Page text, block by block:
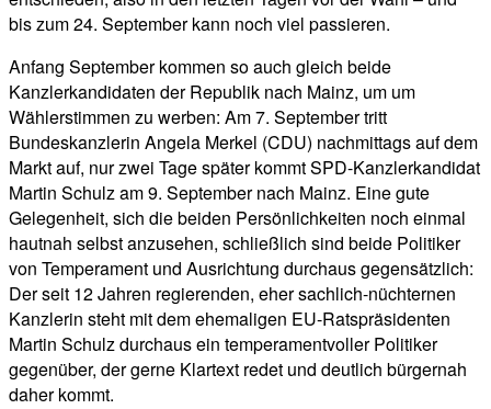
bis zum 24. September kann noch viel passieren.
Anfang September kommen so auch gleich beide
Kanzlerkandidaten der Republik nach Mainz, um um
Wählerstimmen zu werben: Am 7. September tritt
Bundeskanzlerin Angela Merkel (CDU) nachmittags auf dem
Markt auf, nur zwei Tage später kommt SPD-Kanzlerkandidat
Martin Schulz am 9. September nach Mainz. Eine gute
Gelegenheit, sich die beiden Persönlichkeiten noch einmal
hautnah selbst anzusehen, schließlich sind beide Politiker
von Temperament und Ausrichtung durchaus gegensätzlich:
Der seit 12 Jahren regierenden, eher sachlich-nüchternen
Kanzlerin steht mit dem ehemaligen EU-Ratspräsidenten
Martin Schulz durchaus ein temperamentvoller Politiker
gegenüber, der gerne Klartext redet und deutlich bürgernah
daher kommt.